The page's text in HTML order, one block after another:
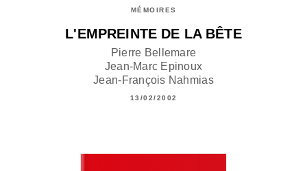
MÉMOIRES
L'EMPREINTE DE LA BÊTE
Pierre Bellemare
Jean-Marc Epinoux
Jean-François Nahmias
13/02/2002